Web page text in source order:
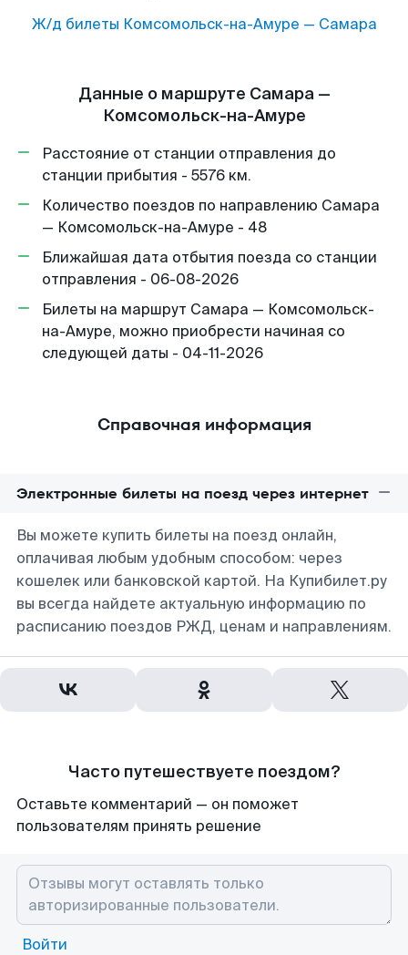
Ж/д билеты Комсомольск-на-Амуре — Самара
Данные о маршруте Самара —
Комсомольск-на-Амуре
Расстояние от станции отправления до
станции прибытия - 5576 км.
Количество поездов по направлению Самара
— Комсомольск-на-Амуре - 48
Ближайшая дата отбытия поезда со станции
отправления - 06-08-2026
Билеты на маршрут Самара — Комсомольск-
на-Амуре, можно приобрести начиная со
следующей даты - 04-11-2026
Справочная информация
Электронные билеты на поезд через интернет
Вы можете купить билеты на поезд онлайн,
оплачивая любым удобным способом: через
кошелек или банковской картой. На Купибилет.ру
вы всегда найдете актуальную информацию по
расписанию поездов РЖД, ценам и направлениям.
Часто путешествуете поездом?
Оставьте комментарий — он поможет
пользователям принять решение
Войти